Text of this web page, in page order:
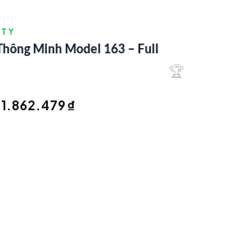
₫.là:
Minh Model 163 – Full
Giá
1.862.479₫
🏆